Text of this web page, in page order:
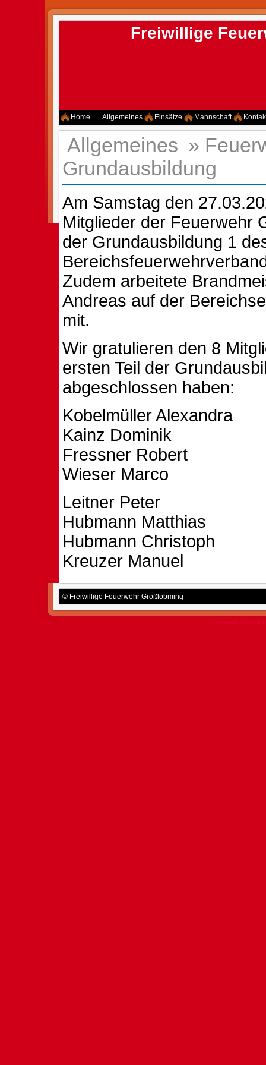
Freiwillige
Home Allgemeines Einsätze Mannschaft
Allgemeines »
Grundausbildung
Am Samstag den
Mitglieder der Feuerwehr
der Grundausbildung 1
Zudem arbeitete
Andreas auf der
mit.
Wir gratulieren den 8
ersten Teil der
abgeschlossen haben:
Kobelmüller Alexandra
Kainz Dominik
Fressner Robert
Wieser Marco
Leitner Peter
Hubmann Matthias
Hubmann Christoph
Kreuzer Manuel
© Freiwillige Feuerwehr Großlobming